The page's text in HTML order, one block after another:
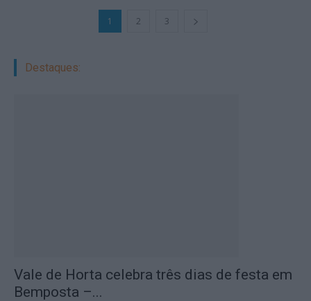
1 2 3
Destaques:
Vale de Horta celebra três dias de festa em
Bemposta –...